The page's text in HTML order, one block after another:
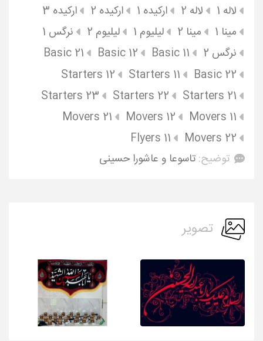
لاله 1
لاله 2 ارکیده 1 ارکیده 2
ارکیده 3
مینا 1
مینا 2 لیلیوم 1 لیلیوم 2
نرگس 1
نرگس 2
Basic 11
Basic 12
Basic 21
Basic 22
Starters 11
Starters 12
Starters 21
Starters 22
Starters 23
Movers 11
Movers 12
Movers 21
Movers 22
Flyers 11
توضیح: تاسوعا و عاشورا حسینی
تصویر